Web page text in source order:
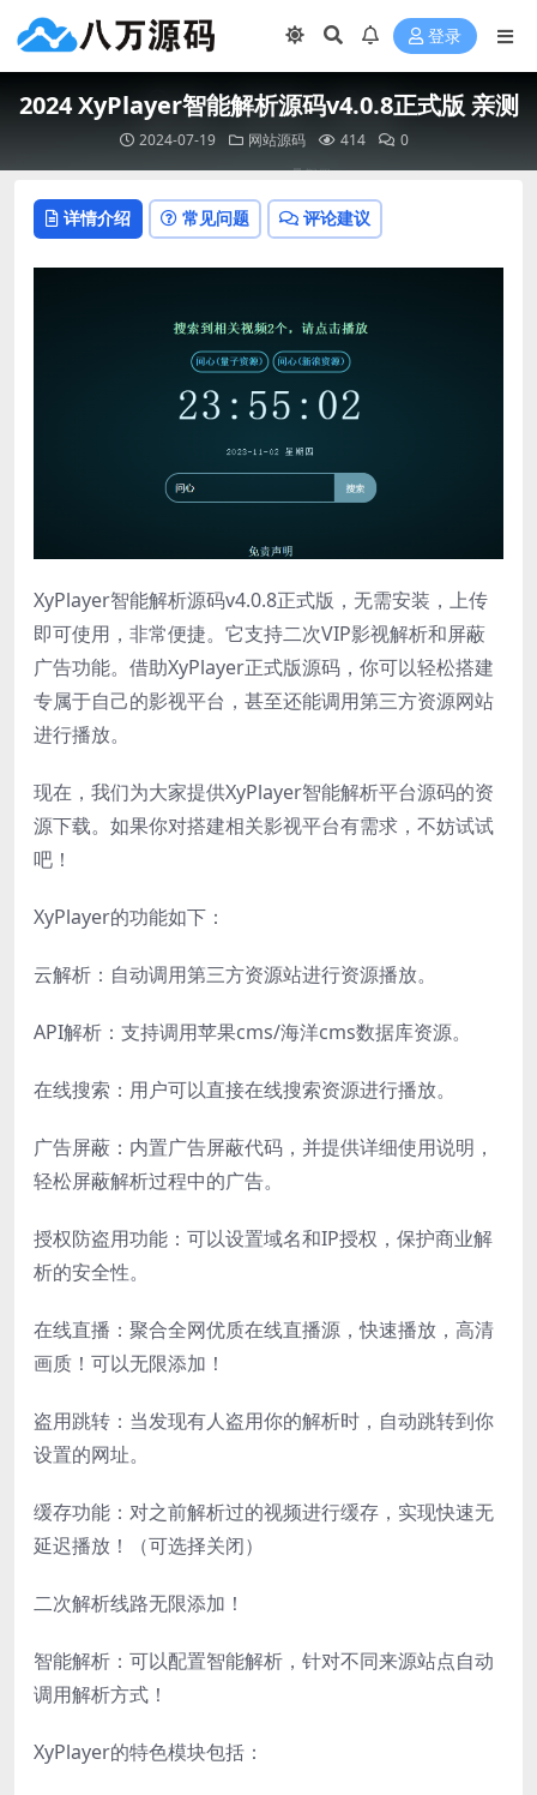
登录
2024 XyPlayer智能解析源码v4.0.8正式版 亲测
2024-07-19 网站源码 414 0
详情介绍 常见问题 评论建议
XyPlayer智能解析源码v4.0.8正式版，无需安装，上传
即可使用，非常便捷。它支持二次VIP影视解析和屏蔽
广告功能。借助XyPlayer正式版源码，你可以轻松搭建
专属于自己的影视平台，甚至还能调用第三方资源网站
进行播放。
现在，我们为大家提供XyPlayer智能解析平台源码的资
源下载。如果你对搭建相关影视平台有需求，不妨试试
吧！
XyPlayer的功能如下：
云解析：自动调用第三方资源站进行资源播放。
API解析：支持调用苹果cms/海洋cms数据库资源。
在线搜索：用户可以直接在线搜索资源进行播放。
广告屏蔽：内置广告屏蔽代码，并提供详细使用说明，
轻松屏蔽解析过程中的广告。
授权防盗用功能：可以设置域名和IP授权，保护商业解
析的安全性。
在线直播：聚合全网优质在线直播源，快速播放，高清
画质！可以无限添加！
盗用跳转：当发现有人盗用你的解析时，自动跳转到你
设置的网址。
缓存功能：对之前解析过的视频进行缓存，实现快速无
延迟播放！（可选择关闭）
二次解析线路无限添加！
智能解析：可以配置智能解析，针对不同来源站点自动
调用解析方式！
XyPlayer的特色模块包括：